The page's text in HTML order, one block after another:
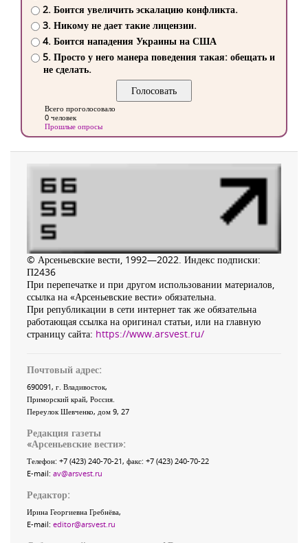
2. Боится увеличить эскалацию конфликта.
3. Никому не дает такие лицензии.
4. Боится нападения Украины на США
5. Просто у него манера поведения такая: обещать и
не сделать.
Всего проголосовало
0 человек
Прошлые опросы
© Арсеньевские вести, 1992—2022. Индекс подписки:
П2436
При перепечатке и при другом использовании материалов,
ссылка на «Арсеньевские вести» обязательна.
При републикации в сети интернет так же обязательна
работающая ссылка на оригинал статьи, или на главную
страницу сайта: https://www.arsvest.ru/
Почтовый адрес:
690091, г. Владивосток,
Приморский край, Россия
Переулок Шевченко, дом 9, 27
Редакция газеты
«Арсеньевские вести»:
Телефон: +7 (423) 240-70-21, факс: +7 (423) 240-70-22
E-mail: av@arsvest.ru
Редактор:
Ирина Георгиевна Гребнёва,
E-mail: editor@arsvest.ru